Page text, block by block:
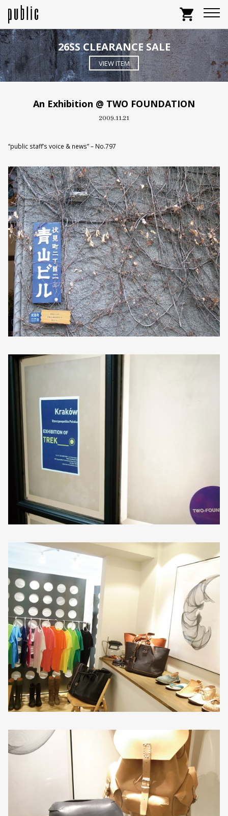
shopping_cart
26SS CLEARANCE SALE
VIEW ITEM
An Exhibition @ TWO FOUNDATION
2009.11.21
“public staff’s voice & news” – No.797